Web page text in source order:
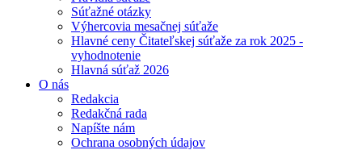
Súťažné otázky
Výhercovia mesačnej súťaže
Hlavné ceny Čitateľskej súťaže za rok 2025 -
vyhodnotenie
Hlavná súťaž 2026
O nás
Redakcia
Redakčná rada
Napíšte nám
Ochrana osobných údajov